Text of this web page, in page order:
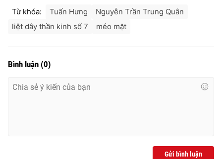
Từ khóa: Tuấn Hưng
Nguyễn Trần Trung Quân
liệt dây thần kinh số 7
méo mặt
Bình luận (0)
Gửi bình luận